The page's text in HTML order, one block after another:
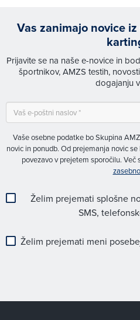
Vas zanimajo novice
Prijavite se na naše e-novice in
športnikov, AMZS testih,
dogajanju
Vaše osebne podatke bo Skupina
novic in ponudb. Od prejemanja novic
povezavo v prejetem sporočilu. Več
Želim prejemati splošne
SMS,
Želim prejemati meni